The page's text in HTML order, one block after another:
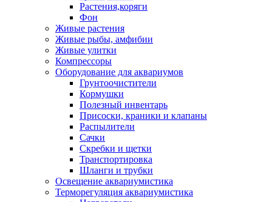
Растения,коряги
Фон
Живые растения
Живые рыбы, амфибии
Живые улитки
Компрессоры
Оборудование для аквариумов
Грунтоочистители
Кормушки
Полезный инвентарь
Присоски, краники и клапаны
Распылители
Сачки
Скребки и щетки
Транспортировка
Шланги и трубки
Освещение аквариумистика
Терморегуляция аквариумистика